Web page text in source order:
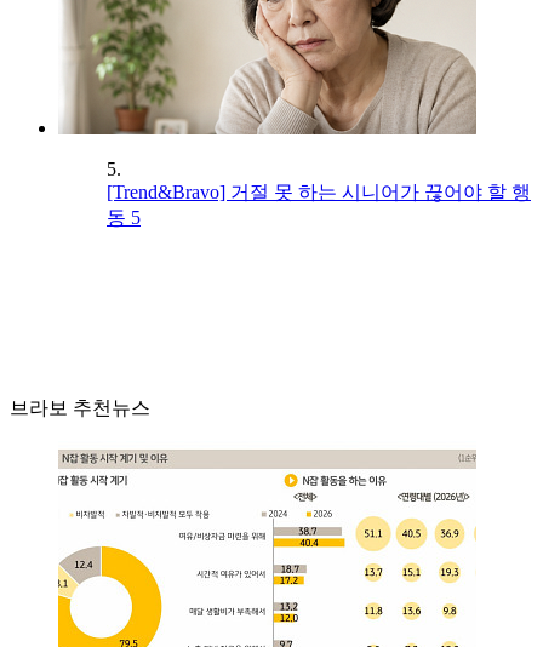
5.
[Trend&Bravo] 거절 못 하는 시니어가 끊어야 할 행
동 5
브라보 추천뉴스